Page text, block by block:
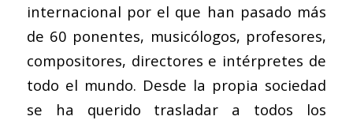
internacional por el que han pasado más
de 60 ponentes, musicólogos, profesores,
compositores, directores e intérpretes de
todo el mundo. Desde la propia sociedad
se ha querido trasladar a todos los